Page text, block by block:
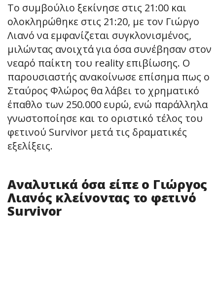
Το συμβούλιο ξεκίνησε στις 21:00 και
ολοκληρώθηκε στις 21:20, με τον Γιώργο
Λιανό να εμφανίζεται συγκλονισμένος,
μιλώντας ανοιχτά για όσα συνέβησαν στον
νεαρό παίκτη του reality επιβίωσης. Ο
παρουσιαστής ανακοίνωσε επίσημα πως ο
Σταύρος Φλώρος θα λάβει το χρηματικό
έπαθλο των 250.000 ευρώ, ενώ παράλληλα
γνωστοποίησε και το οριστικό τέλος του
φετινού Survivor μετά τις δραματικές
εξελίξεις.
Αναλυτικά όσα είπε ο Γιώργος
Λιανός κλείνοντας το φετινό
Survivor